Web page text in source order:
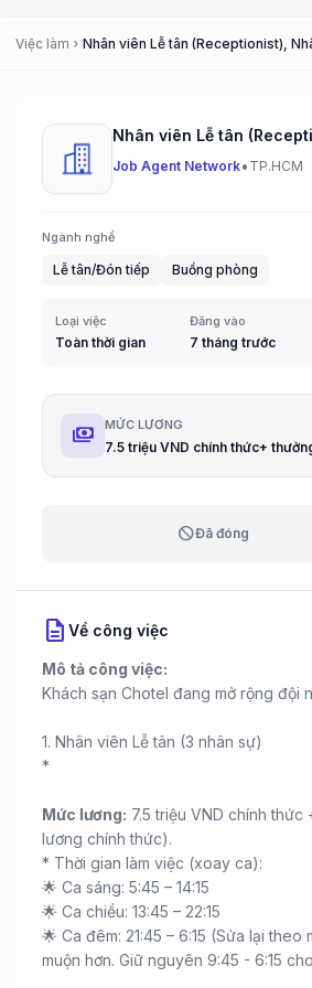
Việc làm chevron_right
Job Agent Network• TP.HCM
Ngành nghề
Lễ tân/Đón tiếp Buồng phòng
Loại việc
Toàn thời gian
Đăng vào
7 tháng trước
payments MỨC LƯƠNG
blockĐã đóng
description Về công việc
Mô tả công việc:
Khách sạn Chotel đang mở rộng đội
1. Nhân viên Lễ tân (3 nhân sự)
*
Mức lương: 7.5 triệu VND chính
lương chính thức).
* Thời gian làm việc (xoay ca):
🌟 Ca sáng: 5:45 – 14:15
🌟 Ca chiều: 13:45 – 22:15
🌟 Ca đêm: 21:45 – 6:15 (Sửa lại
muộn hơn. Giữ nguyên 9:45 - 6:15